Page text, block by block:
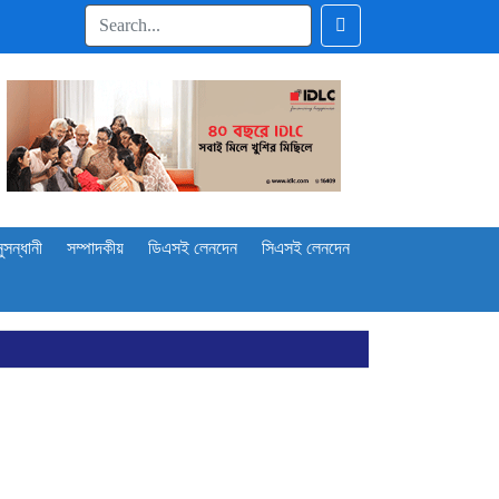
সম্পাদকীয় ডিএসই লেনদেন সিএসই লেনদেন
রোল্ড স্টিল